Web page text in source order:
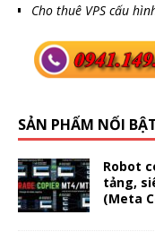
Cho thuê VPS cấu
SẢN PHẨM NỔI
Robot
tảng,
(Meta